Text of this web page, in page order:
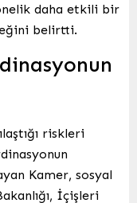
daha etkili bir
belirtti.
riskleri
Kamer, sosyal
İçişleri